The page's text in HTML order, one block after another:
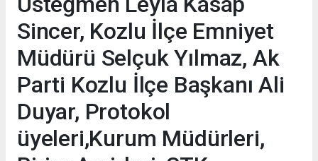
Sincer, Kozlu İlçe Emniyet
Müdürü Selçuk Yılmaz, Ak
Parti Kozlu İlçe Başkanı Ali
Duyar, Protokol
üyeleri,Kurum Müdürleri,